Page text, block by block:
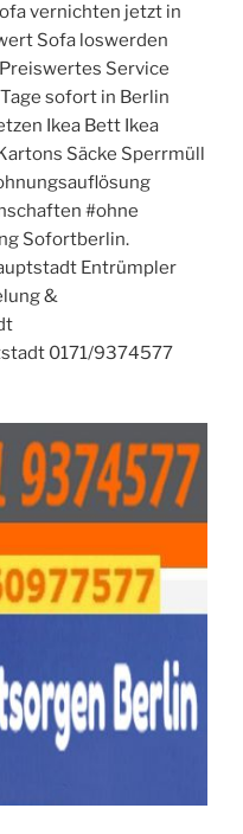
vernichten jetzt in
Sofa loswerden
Service
sofort in Berlin
Ikea Bett Ikea
Säcke Sperrmüll
#ohne
Sofortberlin.
Entrümpler
&
0171/9374577